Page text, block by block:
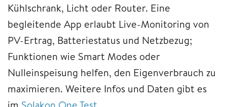
Kühlschrank, Licht oder Router. Eine
begleitende App erlaubt Live-Monitoring von
PV-Ertrag, Batteriestatus und Netzbezug;
Funktionen wie Smart Modes oder
Nulleinspeisung helfen, den Eigenverbrauch zu
maximieren. Weitere Infos und Daten gibt es